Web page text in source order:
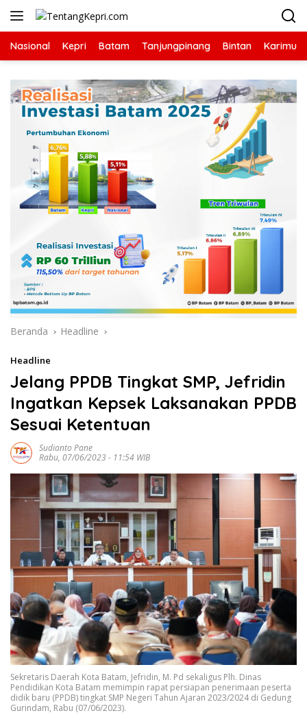
Langsung
Nasional Kepri Batam Tanjungpinang Bintan Karimun
Beranda Headline
Headline
Jelang PPDB Tingkat SMP, Jefridin
Ingatkan Kepsek Laksanakan PPDB
Sesuai Ketentuan
Sudianto Pane
Rabu, 07/06/2023 - 11:54 WIB
Sekretaris Daerah Kota Batam, Jefridin, M. Pd sekaligus Plh. Dinas
Pendidikan Kota Batam memimpin rapat persiapan penerimaan peserta
didik baru (PPDB) tingkat SMP Negeri Tahun Ajaran 2023/2024 di Gedung
Gurindam, Rabu (07/06/2023).